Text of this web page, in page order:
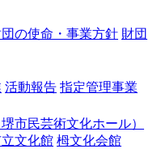
団の使命・事業方針 財団
活動報告 指定管理事業
市民芸術文化ホール）
文化館 栂文化会館